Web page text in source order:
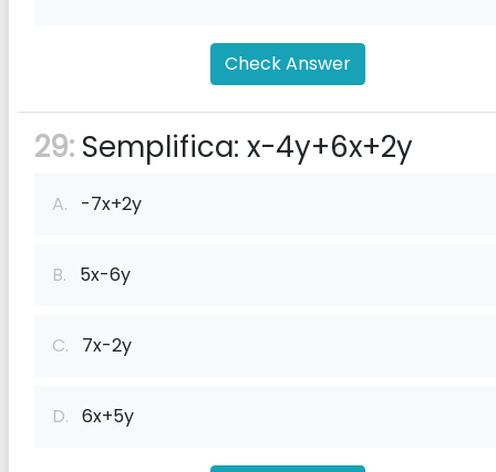
Check Answer
29: Semplifica: x-4y+6x+2y
A. -7x+2y
B. 5x-6y
C. 7x-2y
D. 6x+5y